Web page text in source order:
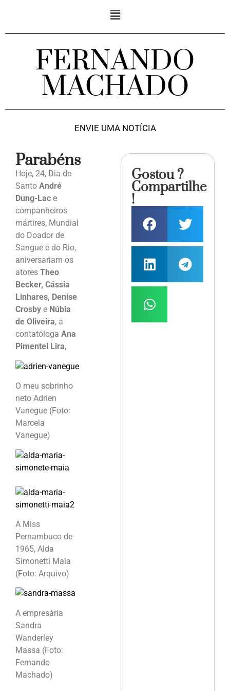
FERNANDO
MACHADO
ENVIE UMA NOTÍCIA
Parabéns
Hoje, 24, Dia de
Santo André
Dung-Lac e
companheiros
mártires, Mundial
do Doador de
Sangue e do Rio,
aniversariam os
atores Theo
Becker, Cássia
Linhares, Denise
Crosby e Núbia
de Oliveira, a
contatóloga Ana
Pimentel Lira,
O meu sobrinho
neto Adrien
Vanegue (Foto:
Marcela
Vanegue)
A Miss
Pernambuco de
1965, Alda
Simonetti Maia
(Foto: Arquivo)
A empresária
Sandra
Wanderley
Massa (Foto:
Fernando
Machado)
Gostou ?
Compartilhe
!